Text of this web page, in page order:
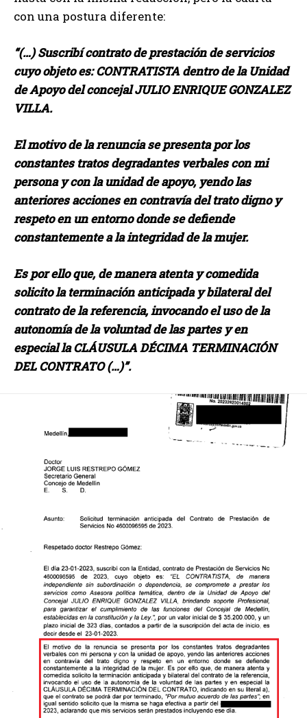
con una postura diferente:
“(…) Suscribí contrato de prestación de servicios
cuyo objeto es: CONTRATISTA dentro de la Unidad
de Apoyo del concejal JULIO ENRIQUE GONZALEZ
VILLA.
El motivo de la renuncia se presenta por los
constantes tratos degradantes verbales con mi
persona y con la unidad de apoyo, yendo las
anteriores acciones en contravía del trato digno y
respeto en un entorno donde se defiende
constantemente a la integridad de la mujer.
Es por ello que, de manera atenta y comedida
solicito la terminación anticipada y bilateral del
contrato de la referencia, invocando el uso de la
autonomía de la voluntad de las partes y en
especial la CLÁUSULA DÉCIMA TERMINACIÓN
DEL CONTRATO (…)”.